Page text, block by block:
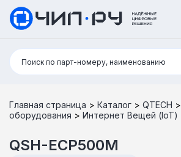
Поиск:
Поиск по парт-номеру, наименованию
Главная страница > Каталог > QTECH >
оборудования > Интернет Вещей (IoT)
QSH-ECP500M